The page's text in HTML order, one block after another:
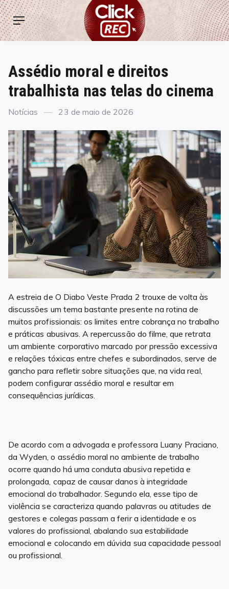
Skip
to
content
ClickREC
Menu
Assédio moral e direitos
trabalhista nas telas do cinema
Categories
Notícias
Posted
23 de maio de 2026
A estreia de O Diabo Veste Prada 2 trouxe de volta às
discussões um tema bastante presente na rotina de
muitos profissionais: os limites entre cobrança no trabalho
e práticas abusivas. A repercussão do filme, que retrata
um ambiente corporativo marcado por pressão excessiva
e relações tóxicas entre chefes e subordinados, serve de
gancho para refletir sobre situações que, na vida real,
podem configurar assédio moral e resultar em
consequências jurídicas.
De acordo com a advogada e professora Luany Praciano,
da Wyden, o assédio moral no ambiente de trabalho
ocorre quando há uma conduta abusiva repetida e
prolongada, capaz de causar danos à integridade
emocional do trabalhador. Segundo ela, esse tipo de
violência se caracteriza quando palavras ou atitudes de
gestores e colegas passam a ferir a identidade e os
valores do profissional, abalando sua estabilidade
emocional e colocando em dúvida sua capacidade pessoal
ou profissional.